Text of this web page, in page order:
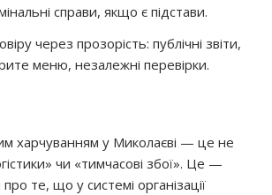
справи, якщо є підстави.
через прозорість: публічні звіти,
меню, незалежні перевірки.
харчуванням у Миколаєві — це не
чи «тимчасові збої». Це —
те, що у системі організації